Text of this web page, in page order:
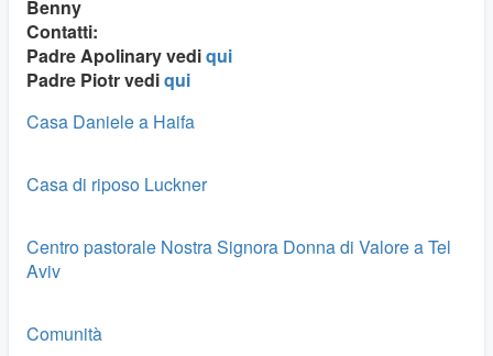
Benny
Contatti:
Padre Apolinary vediqui
Padre Piotr vediqui
Casa Daniele a Haifa
Casa di riposo Luckner
Centro pastorale Nostra Signora Donna di Valore a Tel
Aviv
Comunità